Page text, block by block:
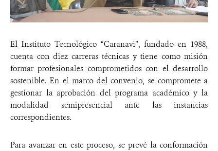
El Instituto Tecnológico “Caranavi”, fundado en 1988,
cuenta con diez carreras técnicas y tiene como misión
formar profesionales comprometidos con el desarrollo
sostenible. En el marco del convenio, se compromete a
gestionar la aprobación del programa académico y la
modalidad semipresencial ante las instancias
correspondientes.
Para avanzar en este proceso, se prevé la conformación